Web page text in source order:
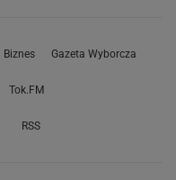
Biznes Gazeta Wyborcza
Tok.FM
RSS